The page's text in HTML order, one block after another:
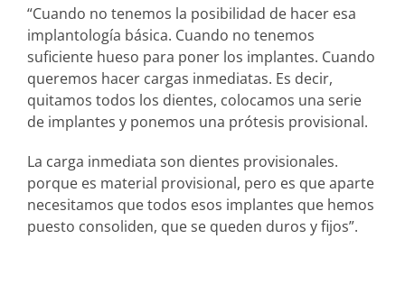
“Cuando no tenemos la posibilidad de hacer esa
implantología básica. Cuando no tenemos
suficiente hueso para poner los implantes. Cuando
queremos hacer cargas inmediatas. Es decir,
quitamos todos los dientes, colocamos una serie
de implantes y ponemos una prótesis provisional.
La carga inmediata son dientes provisionales.
porque es material provisional, pero es que aparte
necesitamos que todos esos implantes que hemos
puesto consoliden, que se queden duros y fijos”.